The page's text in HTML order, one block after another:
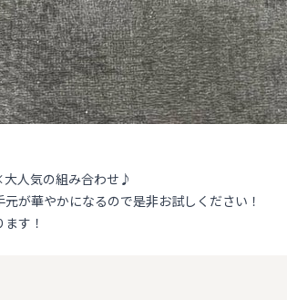
人気の組み合わせ♪
が華やかになるので是非お試しください！
す！